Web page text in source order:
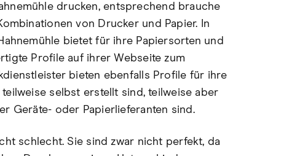
drucken, entsprechend brauche
von Drucker und Papier. In
bietet für ihre Papiersorten und
Profile auf ihrer Webseite zum
bieten ebenfalls Profile für ihre
selbst erstellt sind, teilweise aber
Geräte- oder Papierlieferanten sind.
schlecht. Sie sind zwar nicht perfekt, da